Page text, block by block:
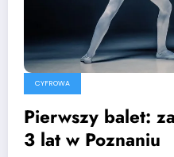
CYFROWA
Pierwszy balet:
3 lat w Poznaniu